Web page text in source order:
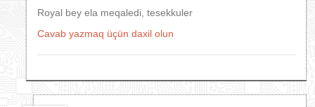
Royal bey ela meqaledi, tesekkuler
Cavab yazmaq üçün daxil olun